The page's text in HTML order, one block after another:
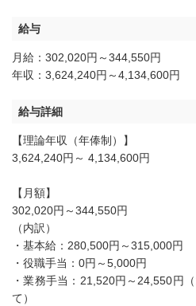
給与
月給：302,020円～344,550円
年収：3,624,240円～4,134,600円
給与詳細
【理論年収（年俸制）】
3,624,240円～ 4,134,600円
【月額】
302,020円～344,550円
（内訳）
・基本給：280,500円～315,000円
・役職手当：0円～5,000円
・業務手当：21,520円～24,550円
て）